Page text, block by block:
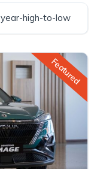
year-high-to-low
Featured